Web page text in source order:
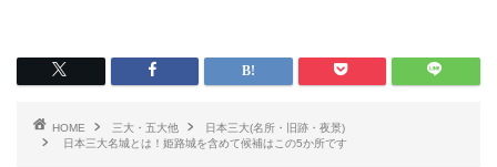
HOME 三大・五大他
日本三大(名所・旧跡・夜景)
日本三大名城とは！姫路城を含めて候補はこの5か所です